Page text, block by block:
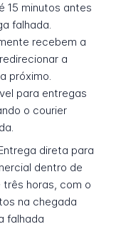
15 minutos antes
falhada.
recebem a
a
próximo.
para entregas
o courier
direta para
dentro de
três horas, com o
na chegada
falhada